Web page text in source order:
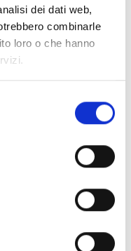
dei dati web,
combinarle
loro o che hanno